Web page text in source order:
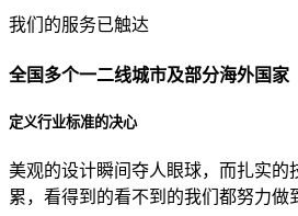
贵公司预算范围是？
贵公司的团队规模是？
目前主要的营销渠道是？
我们的服务已触达
全国多个一二线城市及部分海外国家
定义行业标准的决心
美观的设计瞬间夺人眼球，而扎实的
累，看得到的看不到的我们都努力做